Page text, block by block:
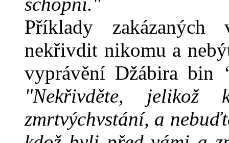
Příklady
nekřivdit nikomu a
vyprávění Džábira bin
"Nekřivděte,
zmrtvýchvstání, a